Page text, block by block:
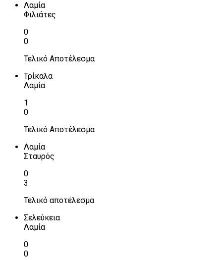
Λαμία
Φιλιάτες
0
0
Τελικό Αποτέλεσμα
Τρίκαλα
Λαμία
1
0
Τελικό Αποτέλεσμα
Λαμία
Σταυρός
0
3
Τελικό αποτέλεσμα
Σελεύκεια
Λαμία
0
0